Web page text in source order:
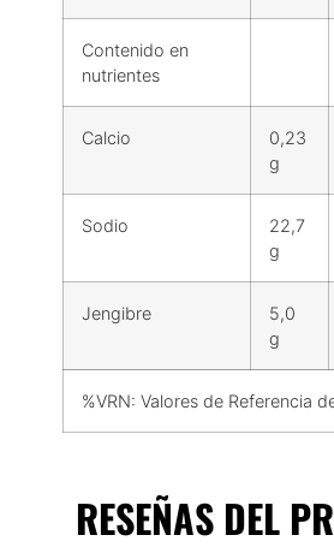
Contenido en
nutrientes
Calcio
0,23
g
Sodio
22,7
g
Jengibre
5,0
g
%VRN: Valores de Referencia
RESEÑAS DEL